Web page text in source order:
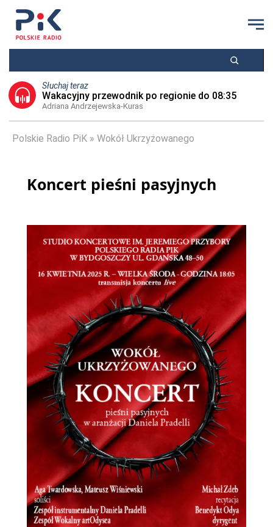
Słuchaj teraz
Wakacyjny przewodnik po regionie do 08:35
Adriana Andrzejewska-Kuras
Polskie Radio PiK Wokół Ukrzyżowanego
Koncert pieśni pasyjnych